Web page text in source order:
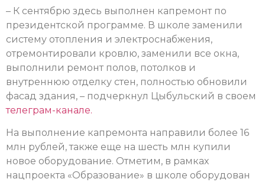
– К сентябрю здесь выполнен капремонт по
президентской программе. В школе заменили
систему отопления и электроснабжения,
отремонтировали кровлю, заменили все окна,
выполнили ремонт полов, потолков и
внутреннюю отделку стен, полностью обновили
фасад здания, – подчеркнул Цыбульский в своем
телеграм-канале.
На выполнение капремонта направили более 16
млн рублей, также еще на шесть млн купили
новое оборудование. Отметим, в рамках
нацпроекта «Образование» в школе оборудован